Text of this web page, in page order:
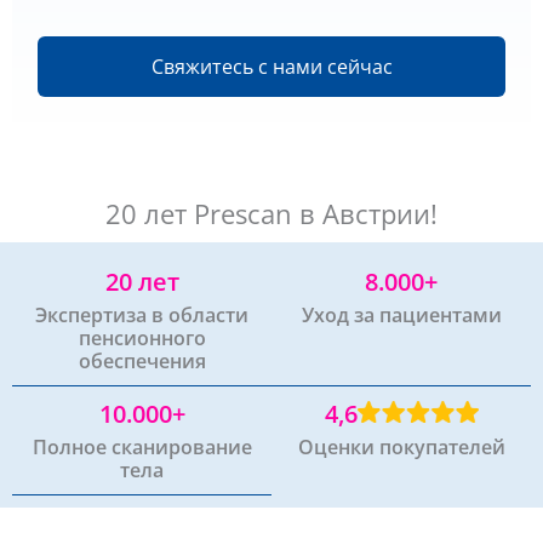
Свяжитесь с нами сейчас
20 лет Prescan в Австрии!
20 лет
Экспертиза в области
пенсионного
обеспечения
8.000+
Уход за пациентами
10.000+
Полное сканирование
тела
4,6
Оценки покупателей